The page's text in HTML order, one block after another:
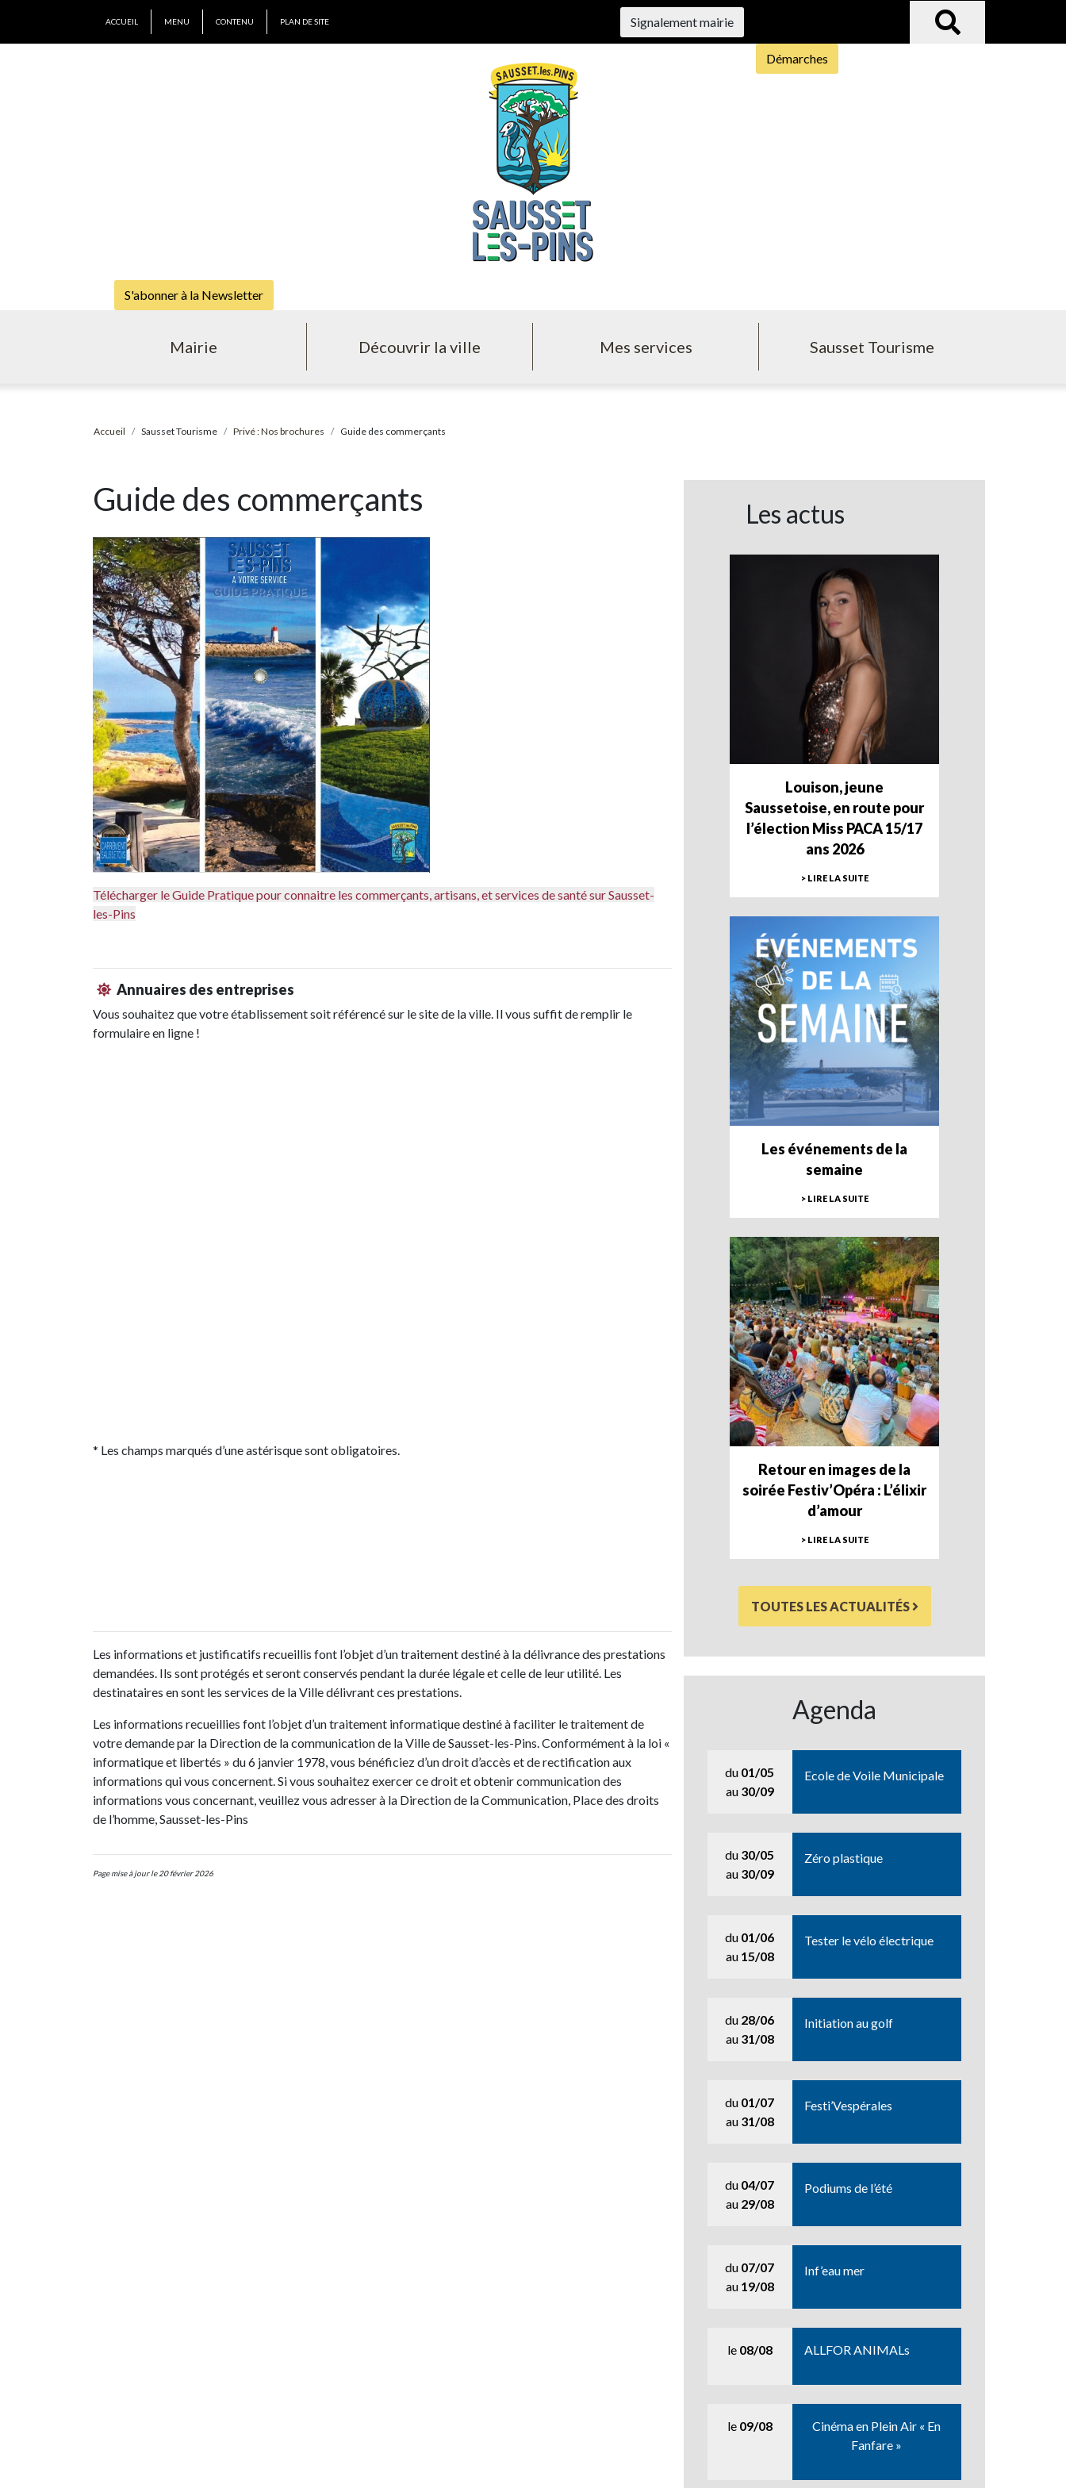
ACCUEIL MENU CONTENU PLAN DE SITE Signalement mairie
Démarches
S'abonner à la Newsletter
Mairie Découvrir la ville Mes services Sausset Tourisme
Accueil Sausset Tourisme Privé : Nos brochures Guide des commerçants
Guide des commerçants
Télécharger le Guide Pratique pour connaitre les commerçants, artisans, et services de santé sur Sausset-
les-Pins
Annuaires des entreprises
Vous souhaitez que votre établissement soit référencé sur le site de la ville. Il vous suffit de remplir le
formulaire en ligne !
* Les champs marqués d’une astérisque sont obligatoires.
Les informations et justificatifs recueillis font l’objet d’un traitement destiné à la délivrance des prestations
demandées. Ils sont protégés et seront conservés pendant la durée légale et celle de leur utilité. Les
destinataires en sont les services de la Ville délivrant ces prestations.
Les informations recueillies font l’objet d’un traitement informatique destiné à faciliter le traitement de
votre demande par la Direction de la communication de la Ville de Sausset-les-Pins. Conformément à la loi «
informatique et libertés » du 6 janvier 1978, vous bénéficiez d’un droit d’accès et de rectification aux
informations qui vous concernent. Si vous souhaitez exercer ce droit et obtenir communication des
informations vous concernant, veuillez vous adresser à la Direction de la Communication, Place des droits
de l’homme, Sausset-les-Pins
Page mise à jour le 20 février 2026
Les actus
Louison, jeune
Saussetoise, en route pour
l’élection Miss PACA 15/17
ans 2026
> LIRE LA SUITE
Les événements de la
semaine
> LIRE LA SUITE
Retour en images de la
soirée Festiv’Opéra : L’élixir
d’amour
> LIRE LA SUITE
TOUTES LES ACTUALITÉS
Agenda
du 01/05
au 30/09
Ecole de Voile Municipale
du 30/05
au 30/09
Zéro plastique
du 01/06
au 15/08
Tester le vélo électrique
du 28/06
au 31/08
Initiation au golf
du 01/07
au 31/08
Festi’Vespérales
du 04/07
au 29/08
Podiums de l’été
du 07/07
au 19/08
Inf’eau mer
le 08/08 ALLFOR ANIMALs
le 09/08
Cinéma en Plein Air « En
Fanfare »